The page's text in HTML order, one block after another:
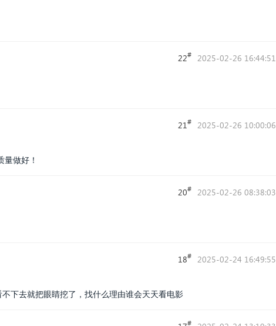
22# 2025-02-26 16:44:51
21# 2025-02-26 10:00:06
做好！
20# 2025-02-26 08:38:03
18# 2025-02-24 16:49:55
下去就把眼睛挖了，找什么理由谁会天天看电影
#